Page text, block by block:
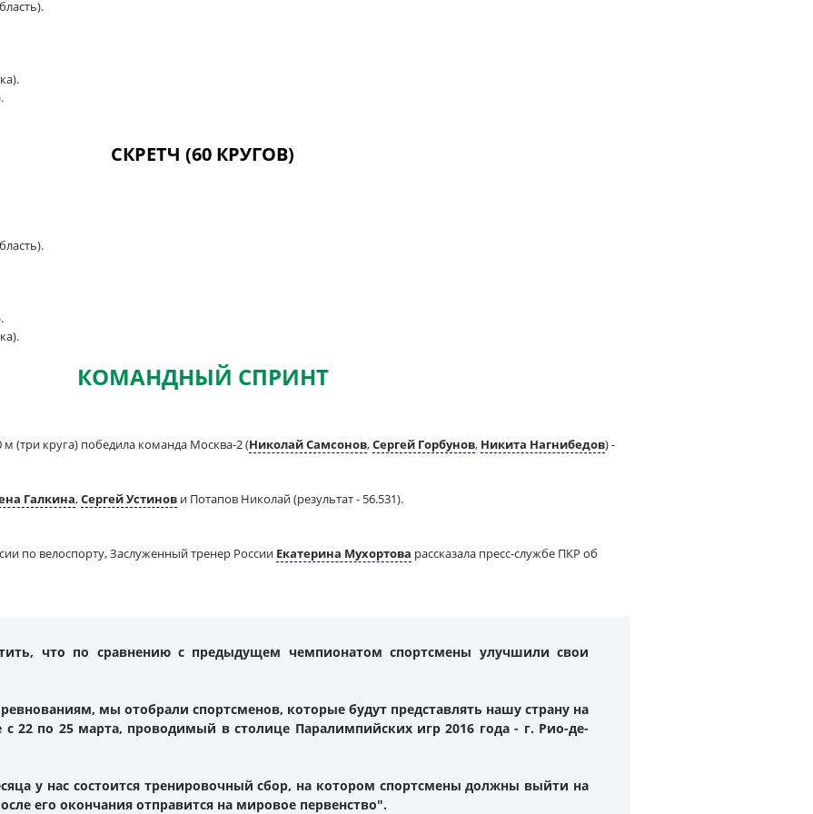
СКРЕТЧ (60 КРУГОВ)
КОМАНДНЫЙ СПРИНТ
(три круга) победила команда Москва-2 (Николай Самсонов,Сергей Горбунов, Никита Нагнибедов) -
Галкина,Сергей Устинов и Потапов Николай (результат - 56.531).
по велоспорту, Заслуженный тренер России Екатерина Мухортова рассказала пресс-службе ПКР об
что по сравнению с предыдущем чемпионатом спортсмены улучшили свои
мы отобрали спортсменов, которые будут представлять нашу страну на
22 по 25 марта, проводимый в столице Паралимпийских игр 2016 года - г. Рио-де-
у нас состоится тренировочный сбор, на котором спортсмены должны выйти на
его окончания отправится на мировое первенство".